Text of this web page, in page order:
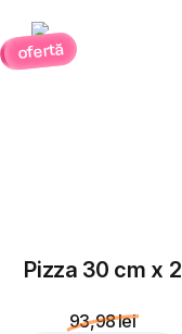
ofertă
Pizza 30 cm x 2
93,98 lei